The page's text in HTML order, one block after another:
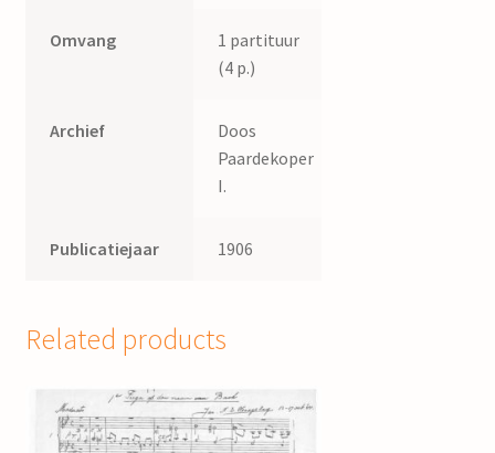
Omvang
1 partituur
(4 p.)
Archief
Doos
Paardekoper
I.
Publicatiejaar 1906
Related products